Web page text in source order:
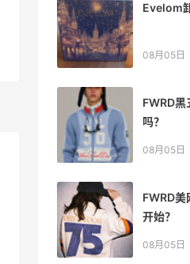
Evelom
08月05日
FWRD
吗？
08月05日
FWRD
开始？
08月05日